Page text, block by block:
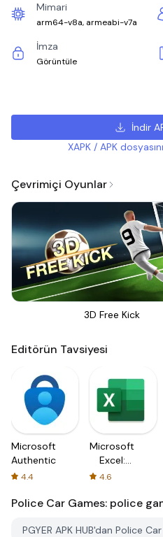
Mimari
arm64-v8a, armeabi-v7a
İmza
Görüntüle
İndir
XAPK / APK
Çevrimiçi Oyunlar
3D Free Kick
Editörün Tavsiyesi
Microsoft
Authenticator
4.4
Microsoft
Excel:
Spreadsheets
4.6
Police Car Games: police